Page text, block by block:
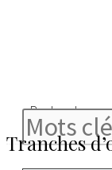
Rechercher
Tranches